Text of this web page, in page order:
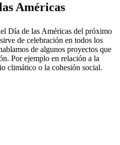
Américas
Día de las Américas del próximo
de celebración en todos los
de algunos proyectos que
Por ejemplo en relación a la
climático o la cohesión social.